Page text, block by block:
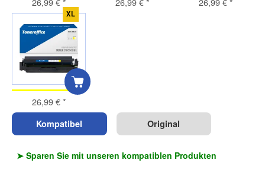
XL
26,99 €*
Kompatibel Original
➤ Sparen Sie mit unseren kompatiblen Produkten